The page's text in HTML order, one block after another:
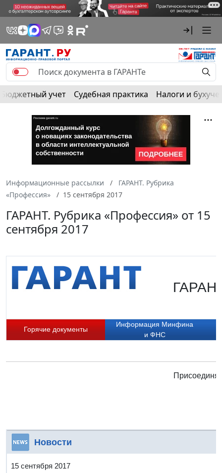
Бюджетный учет Судебная практика Налоги и
Информационные рассылки
ГАРАНТ. Рубрика
«Профессия»
15 сентября 2017
ГАРАНТ. Рубрика «Профессия» от 15
сентября 2017
Горячие документы
Информация Минфина
и ФНС
Новости
15 сентября 2017